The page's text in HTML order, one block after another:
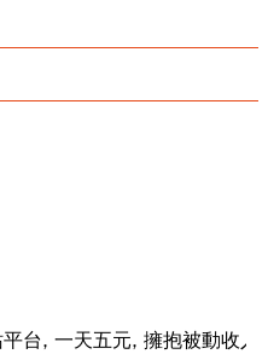
五元, 擁抱被動收入。